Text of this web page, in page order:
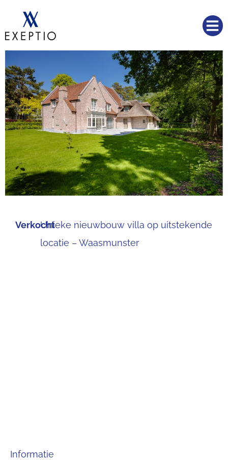
VerkochtUnieke nieuwbouw villa op uitstekende
locatie – Waasmunster
Informatie